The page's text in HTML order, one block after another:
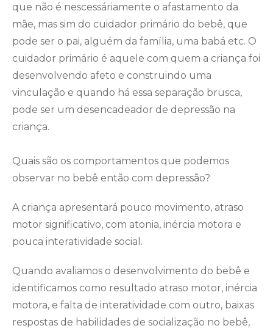
que não é nescessáriamente o afastamento da
mãe, mas sim do cuidador primário do bebê, que
pode ser o pai, alguém da família, uma babá etc. O
cuidador primário é aquele com quem a criança foi
desenvolvendo afeto e construindo uma
vinculação e quando há essa separação brusca,
pode ser um desencadeador de depressão na
criança.
Quais são os comportamentos que podemos
observar no bebê então com depressão?
A criança apresentará pouco movimento, atraso
motor significativo, com atonia, inércia motora e
pouca interatividade social.
Quando avaliamos o desenvolvimento do bebê e
identificamos como resultado atraso motor, inércia
motora, e falta de interatividade com outro, baixas
respostas de habilidades de socialização no bebê,